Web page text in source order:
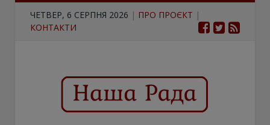
ЧЕТВЕР, 6 СЕРПНЯ 2026 | ПРО ПРОЄКТ |
КОНТАКТИ